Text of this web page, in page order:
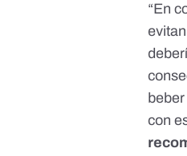
“En
con